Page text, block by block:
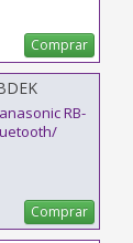
Comprar
RB-
Comprar